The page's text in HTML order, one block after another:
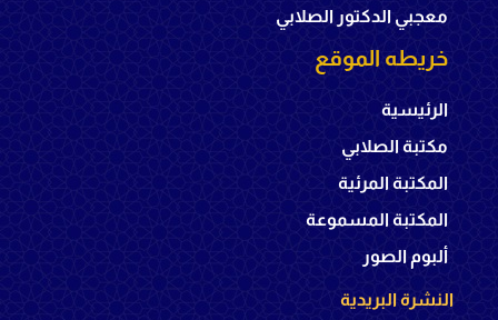
معجبي الدكتور الصلابي
خريطه الموقع
الرئيسية
مكتبة الصلابي
المكتبة المرئية
المكتبة المسموعة
ألبوم الصور
النشرة البريدية